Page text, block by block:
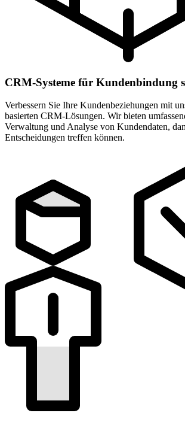
CRM-Systeme für Kundenbindung
Verbessern Sie Ihre Kundenbeziehungen mit
basierten CRM-Lösungen. Wir bieten
Verwaltung und Analyse von Kundendaten,
Entscheidungen treffen können.